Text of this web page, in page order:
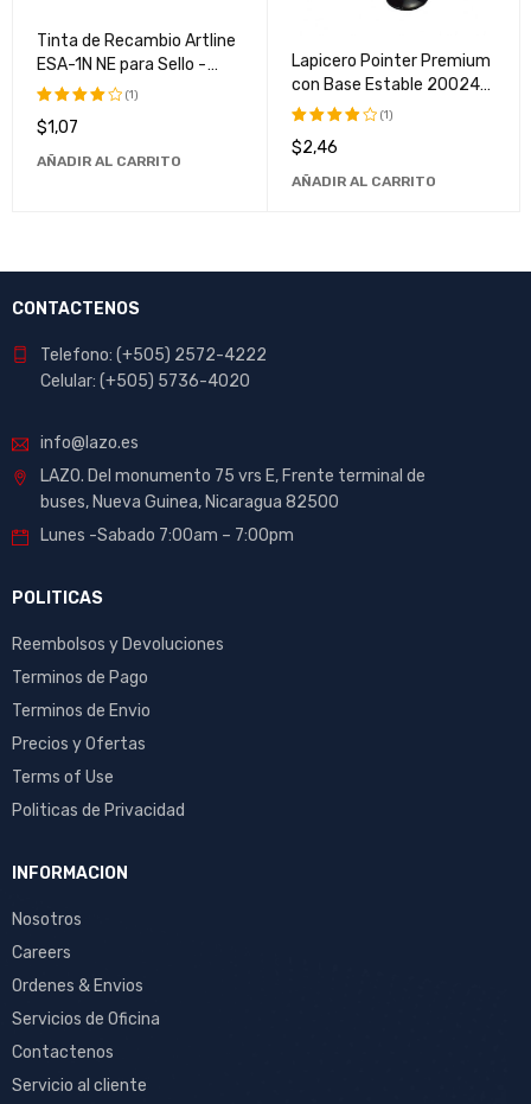
Tinta de Recambio Artline
ESA-1N NE para Sello -
Calidad Superior y Larga
Valorado
4.00de
(1)
$1,07
AÑADIR AL CARRITO
Lapicero Pointer Premium
con Base Estable 20024-t
- Herramienta de Escritura
Valorado
4.00de
(1)
$2,46
AÑADIR AL CARRITO
CONTACTENOS
Telefono: (+505) 2572-4222
Celular: (+505) 5736-4020
info@lazo.es
LAZO. Del monumento 75 vrs E, Frente terminal de
buses, Nueva Guinea, Nicaragua 82500
Lunes -Sabado 7:00am – 7:00pm
POLITICAS
Reembolsos y Devoluciones
Terminos de Pago
Terminos de Envio
Precios y Ofertas
Terms of Use
Politicas de Privacidad
INFORMACION
Nosotros
Careers
Ordenes & Envios
Servicios de Oficina
Contactenos
Servicio al cliente